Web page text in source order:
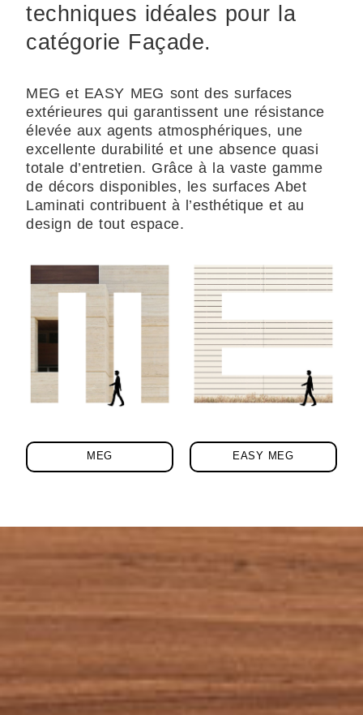
techniques idéales pour la
catégorie Façade.
MEG et EASY MEG sont des surfaces
extérieures qui garantissent une résistance
élevée aux agents atmosphériques, une
excellente durabilité et une absence quasi
totale d’entretien. Grâce à la vaste gamme
de décors disponibles, les surfaces Abet
Laminati contribuent à l’esthétique et au
design de tout espace.
MEG EASY MEG